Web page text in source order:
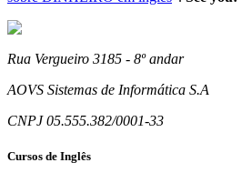
Rua Vergueiro 3185 - 8º andar
AOVS Sistemas de Informática S.A
CNPJ 05.555.382/0001-33
Cursos de Inglês